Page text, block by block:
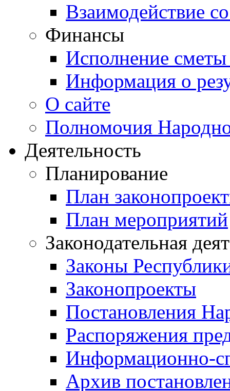
Взаимодействие
Финансы
Исполнение сметы
Информация о
О сайте
Полномочия
Деятельность
Планирование
План
План мероприятий
Законодательная
Законы
Законопроекты
Постановления
Распоряжения
Информационно-
Архив